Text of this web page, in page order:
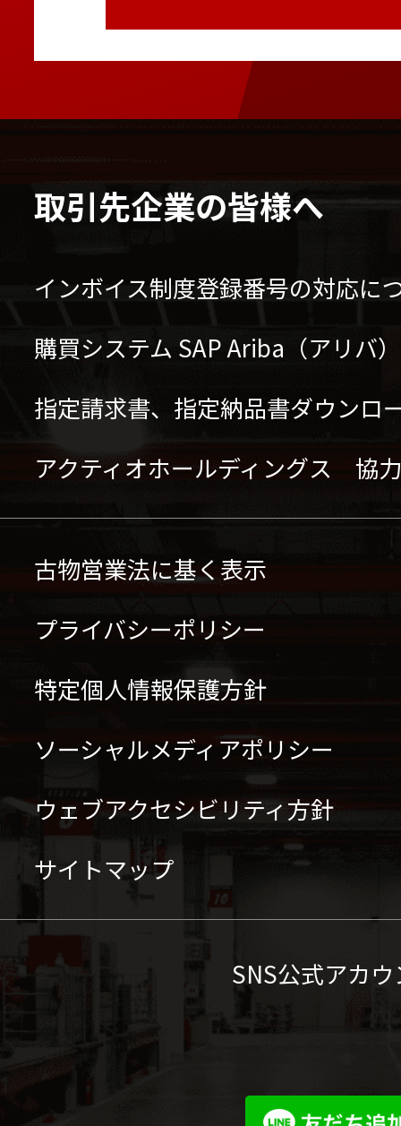
取引先企業の皆様へ
インボイス制度登録番号の対応に
購買システム SAP Ariba（アリバ
指定請求書、指定納品書ダウンロ
アクティオホールディングス 協
古物営業法に基く表示
プライバシーポリシー
特定個人情報保護方針
ソーシャルメディアポリシー
ウェブアクセシビリティ方針
サイトマップ
SNS公式アカ